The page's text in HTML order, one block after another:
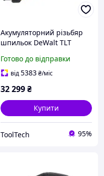
Акумуляторний різьбяр
шпильок DeWalt TLT
ЗУ)
Готово до відправки
від5383₴/міс
32 299₴
Купити
ToolTech 95%